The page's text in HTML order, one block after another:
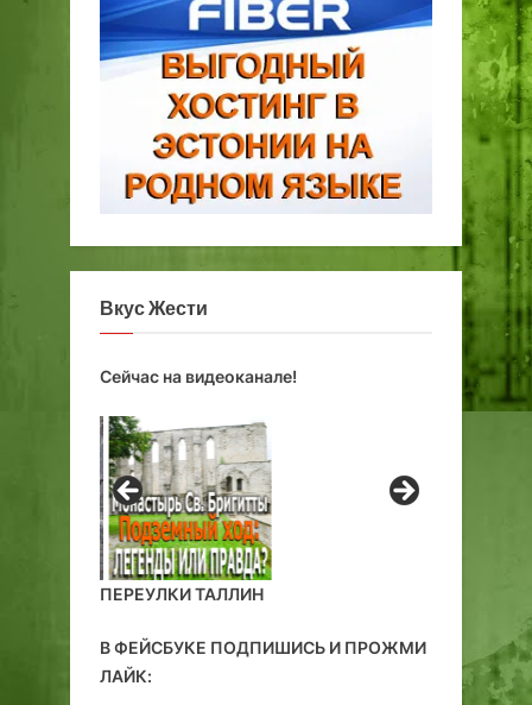
Вкус Жести
Сейчас на видеоканале!
ПЕРЕУЛКИ ТАЛЛИН
В ФЕЙСБУКЕ ПОДПИШИСЬ И ПРОЖМИ
ЛАЙК: